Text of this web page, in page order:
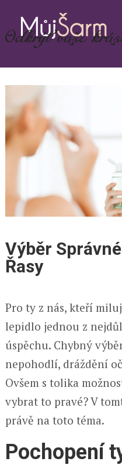
Výběr
Řasy
Pro ty z nás, kteří
lepidlo jednou z
úspěchu. Chybný
nepohodlí, dráždění
Ovšem s tolika
vybrat to pravé? V
právě na toto téma.
Pochopení